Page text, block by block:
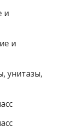
и
и
унитазы,